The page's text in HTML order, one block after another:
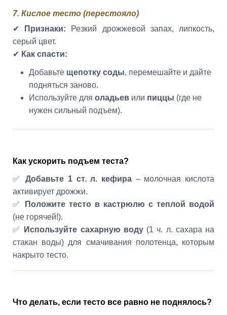
7. Кислое тесто (перестояло)
✔
Признаки: Резкий дрожжевой запах, липкость,
серый цвет.
✔ Как спасти:
Добавьте щепотку соды, перемешайте и дайте
подняться заново.
Используйте для оладьев или пиццы (где не
нужен сильный подъем).
Как ускорить подъем теста?
✅Добавьте 1 ст. л. кефира– молочная кислота
активирует дрожжи.
✅
Положите тесто в кастрюлю с теплой водой
(не горячей!).
✅
Используйте сахарную воду(1 ч. л. сахара на
стакан воды) для смачивания полотенца, которым
накрыто тесто.
Что делать, если тесто все равно не поднялось?